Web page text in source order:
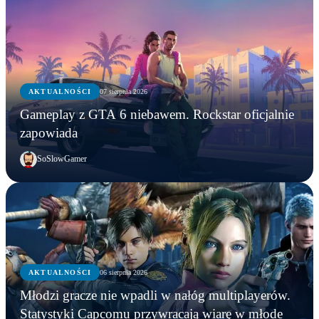
AKTUALNOŚCI 07 sierpnia 2026
Gameplay z GTA 6 niebawem. Rockstar oficjalnie
zapowiada
SoSlowGamer
AKTUALNOŚCI 06 sierpnia 2026
Młodzi gracze nie wpadli w nałóg multiplayerów.
Statystyki Capcomu przywracają wiarę w młode
AKTUALNOŚCI
AKTUALNOŚCI
AKTUALNOŚCI
Młodzi gracze nie wpadli w nałóg multiplayerów.